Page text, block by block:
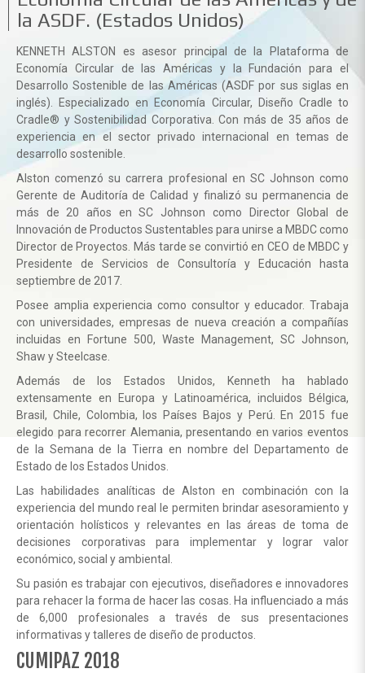
la ASDF. (Estados Unidos)
KENNETH ALSTON es asesor principal de la Plataforma de
Economía Circular de las Américas y la Fundación para el
Desarrollo Sostenible de las Américas (ASDF por sus siglas en
inglés). Especializado en Economía Circular, Diseño Cradle to
Cradle® y Sostenibilidad Corporativa. Con más de 35 años de
experiencia en el sector privado internacional en temas de
desarrollo sostenible.
Alston comenzó su carrera profesional en SC Johnson como
Gerente de Auditoría de Calidad y finalizó su permanencia de
más de 20 años en SC Johnson como Director Global de
Innovación de Productos Sustentables para unirse a MBDC como
Director de Proyectos. Más tarde se convirtió en CEO de MBDC y
Presidente de Servicios de Consultoría y Educación hasta
septiembre de 2017.
Posee amplia experiencia como consultor y educador. Trabaja
con universidades, empresas de nueva creación a compañías
incluidas en Fortune 500, Waste Management, SC Johnson,
Shaw y Steelcase.
Además de los Estados Unidos, Kenneth ha hablado
extensamente en Europa y Latinoamérica, incluidos Bélgica,
Brasil, Chile, Colombia, los Países Bajos y Perú. En 2015 fue
elegido para recorrer Alemania, presentando en varios eventos
de la Semana de la Tierra en nombre del Departamento de
Estado de los Estados Unidos.
Las habilidades analíticas de Alston en combinación con la
experiencia del mundo real le permiten brindar asesoramiento y
orientación holísticos y relevantes en las áreas de toma de
decisiones corporativas para implementar y lograr valor
económico, social y ambiental.
Su pasión es trabajar con ejecutivos, diseñadores e innovadores
para rehacer la forma de hacer las cosas. Ha influenciado a más
de 6,000 profesionales a través de sus presentaciones
informativas y talleres de diseño de productos.
CUMIPAZ 2018